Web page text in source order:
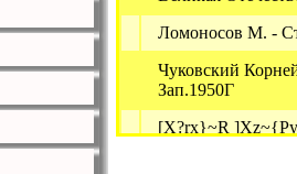
Ломоносов М. -
Чуковский
Зап.1950Г
[X?rx}~R